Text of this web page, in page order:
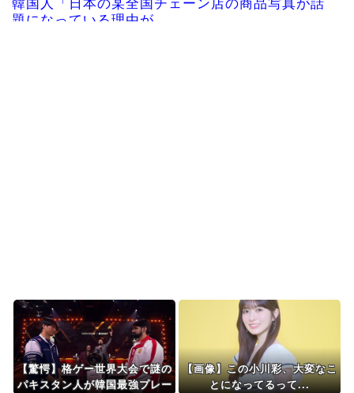
韓国人「日本の某全国チェーン店の商品写真が話
題になっている理由が...
Powered by livedoor 相互RSS
【驚愕】格ゲー世界大会で謎の
パキスタン人が韓国最強プレー
【画像】この小川彩、大変なこ
とになってるって...